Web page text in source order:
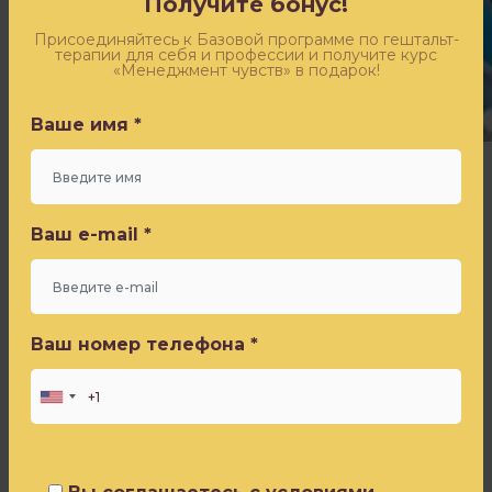
Никак.
любимое
слово
Погодина
стало
любимым
моим.
Это
невозможно.
Оставьте заявку - и получите бесплатный доступ к
эфиру «Синдром самозванца» от Игоря Погодина
Ваш e-mail *
Ваш номер телефона *
Политики конфиденциальности
Присоединяйтесь к Базовой программе по гештальт-
терапии для себя и профессии и получите курс
«Менеджмент чувств» в подарок!
Ваше имя *
Ваш e-mail *
Ваш номер телефона *